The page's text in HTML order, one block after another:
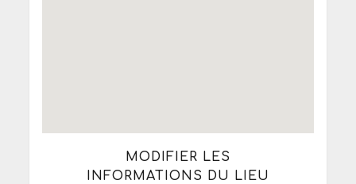
MODIFIER LES
INFORMATIONS DU LIEU